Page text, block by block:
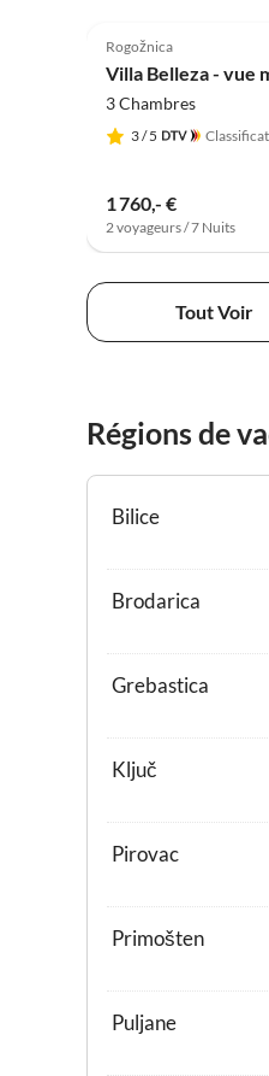
Rogožnica
Villa Belleza - vue
3 Chambres
3/ 5
1 760,- €
2 voyageurs / 7 Nuits
Tout Voir
Régions de
Bilice
Brodarica
Grebastica
Ključ
Pirovac
Primošten
Puljane